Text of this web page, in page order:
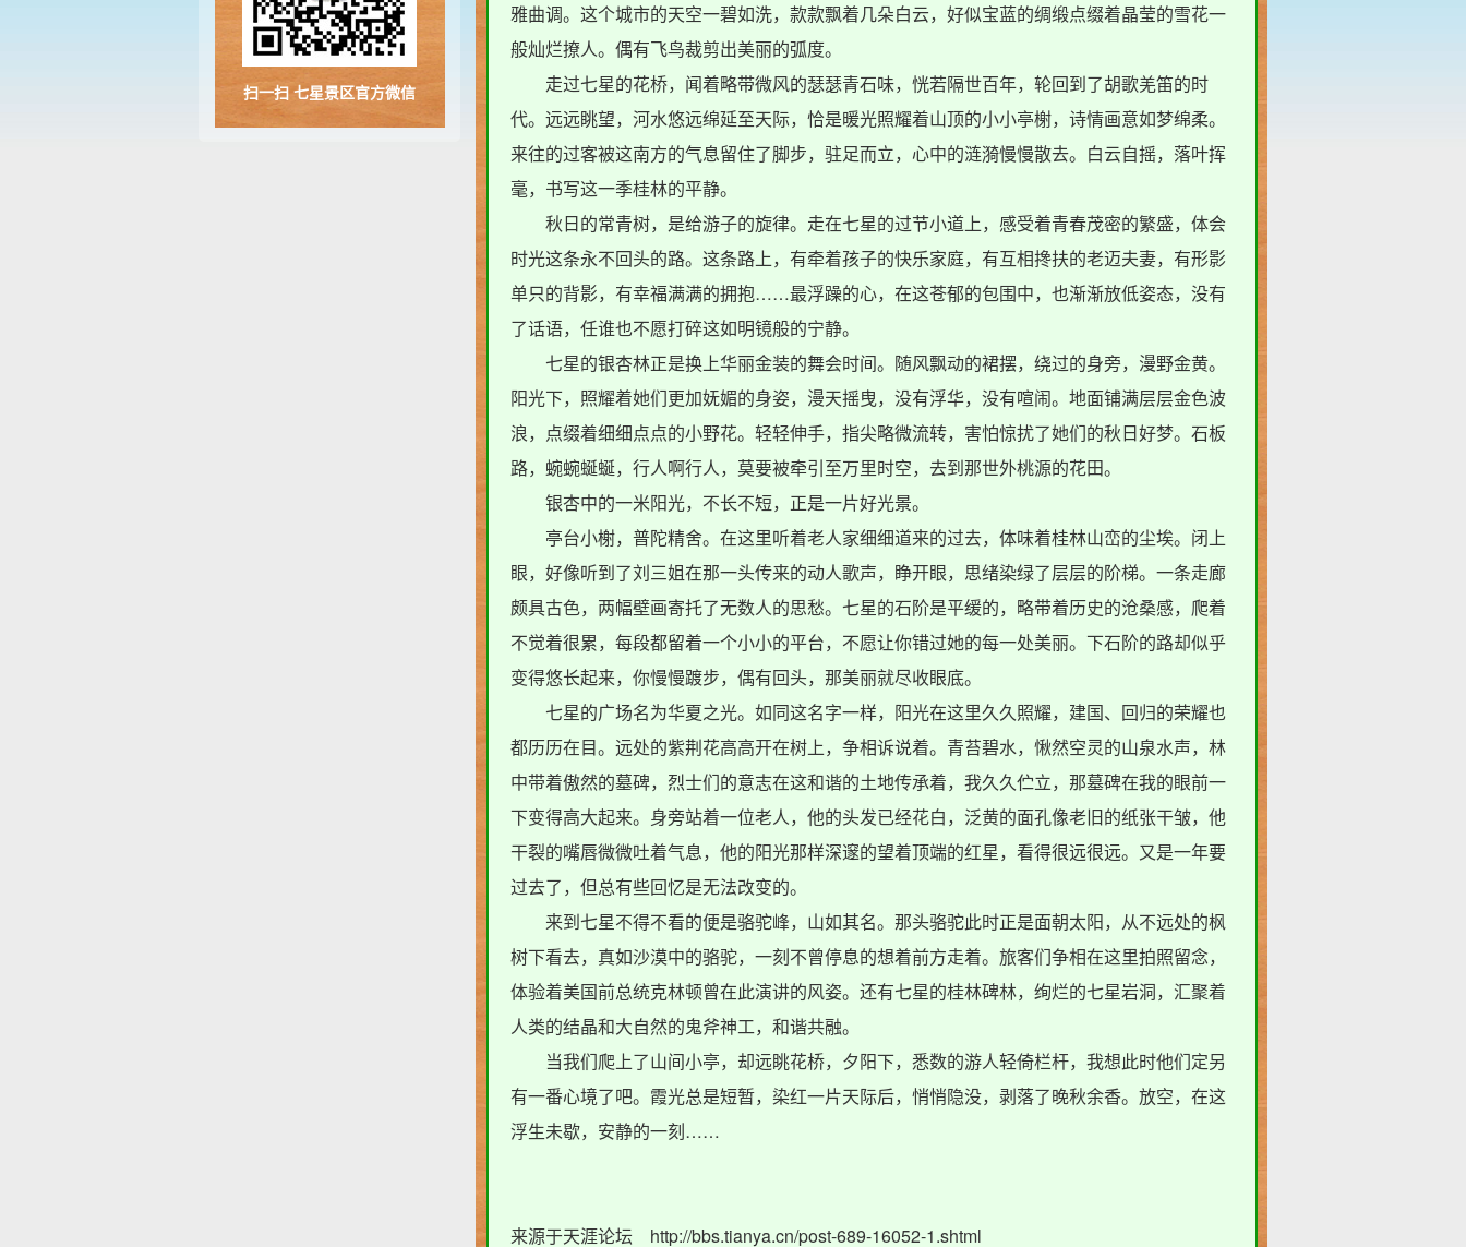
扫一扫 七星景区官方微信
雅曲调。这个城市的天空一碧如洗，款款飘着几朵白云，好似宝蓝的绸缎点缀着晶莹的雪花一
般灿烂撩人。偶有飞鸟裁剪出美丽的弧度。
走过七星的花桥，闻着略带微风的瑟瑟青石味，恍若隔世百年，轮回到了胡歌羌笛的时
代。远远眺望，河水悠远绵延至天际，恰是暖光照耀着山顶的小小亭榭，诗情画意如梦绵柔。
来往的过客被这南方的气息留住了脚步，驻足而立，心中的涟漪慢慢散去。白云自摇，落叶挥
毫，书写这一季桂林的平静。
秋日的常青树，是给游子的旋律。走在七星的过节小道上，感受着青春茂密的繁盛，体会
时光这条永不回头的路。这条路上，有牵着孩子的快乐家庭，有互相搀扶的老迈夫妻，有形影
单只的背影，有幸福满满的拥抱……最浮躁的心，在这苍郁的包围中，也渐渐放低姿态，没有
了话语，任谁也不愿打碎这如明镜般的宁静。
七星的银杏林正是换上华丽金装的舞会时间。随风飘动的裙摆，绕过的身旁，漫野金黄。
阳光下，照耀着她们更加妩媚的身姿，漫天摇曳，没有浮华，没有喧闹。地面铺满层层金色波
浪，点缀着细细点点的小野花。轻轻伸手，指尖略微流转，害怕惊扰了她们的秋日好梦。石板
路，蜿蜿蜒蜒，行人啊行人，莫要被牵引至万里时空，去到那世外桃源的花田。
银杏中的一米阳光，不长不短，正是一片好光景。
亭台小榭，普陀精舍。在这里听着老人家细细道来的过去，体味着桂林山峦的尘埃。闭上
眼，好像听到了刘三姐在那一头传来的动人歌声，睁开眼，思绪染绿了层层的阶梯。一条走廊
颇具古色，两幅壁画寄托了无数人的思愁。七星的石阶是平缓的，略带着历史的沧桑感，爬着
不觉着很累，每段都留着一个小小的平台，不愿让你错过她的每一处美丽。下石阶的路却似乎
变得悠长起来，你慢慢踱步，偶有回头，那美丽就尽收眼底。
七星的广场名为华夏之光。如同这名字一样，阳光在这里久久照耀，建国、回归的荣耀也
都历历在目。远处的紫荆花高高开在树上，争相诉说着。青苔碧水，愀然空灵的山泉水声，林
中带着傲然的墓碑，烈士们的意志在这和谐的土地传承着，我久久伫立，那墓碑在我的眼前一
下变得高大起来。身旁站着一位老人，他的头发已经花白，泛黄的面孔像老旧的纸张干皱，他
干裂的嘴唇微微吐着气息，他的阳光那样深邃的望着顶端的红星，看得很远很远。又是一年要
过去了，但总有些回忆是无法改变的。
来到七星不得不看的便是骆驼峰，山如其名。那头骆驼此时正是面朝太阳，从不远处的枫
树下看去，真如沙漠中的骆驼，一刻不曾停息的想着前方走着。旅客们争相在这里拍照留念，
体验着美国前总统克林顿曾在此演讲的风姿。还有七星的桂林碑林，绚烂的七星岩洞，汇聚着
人类的结晶和大自然的鬼斧神工，和谐共融。
当我们爬上了山间小亭，却远眺花桥，夕阳下，悉数的游人轻倚栏杆，我想此时他们定另
有一番心境了吧。霞光总是短暂，染红一片天际后，悄悄隐没，剥落了晚秋余香。放空，在这
浮生未歇，安静的一刻……
来源于天涯论坛 http://bbs.tianya.cn/post-689-16052-1.shtml